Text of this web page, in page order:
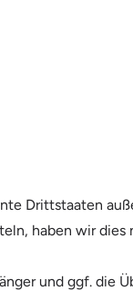
Drittstaaten
haben wir
und ggf. die